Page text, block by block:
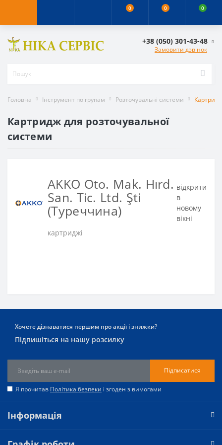
0 0 0
+38 (050) 301-43-48
Замовити дзвінок
Головна Інструмент по групам Розточувальні системи
Картридж для розточувальної
системи
AKKO Oto. Mak. Hırd.
San. Tic. Ltd. Şti
(Туреччина)
картриджі
відкрити
в
новому
вікні
Хочете дізнаватися першим про акції і знижки?
Підпишіться на нашу розсилку
Підписатися
Я прочитав Політика безпеки і згоден з вимогами
Інформація